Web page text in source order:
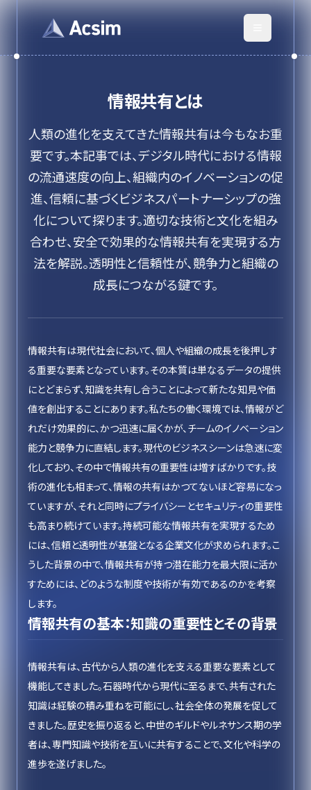
情報共有とは
人類の進化を支えてきた情報共有は今もなお重
要です。本記事では、デジタル時代における情報
の流通速度の向上、組織内のイノベーションの促
進、信頼に基づくビジネスパートナーシップの強
化について探ります。適切な技術と文化を組み
合わせ、安全で効果的な情報共有を実現する方
法を解説。透明性と信頼性が、競争力と組織の
成長につながる鍵です。
情報共有は現代社会において、個人や組織の成長を後押しす
る重要な要素となっています。その本質は単なるデータの提供
にとどまらず、知識を共有し合うことによって新たな知見や価
値を創出することにあります。私たちの働く環境では、情報がど
れだけ効果的に、かつ迅速に届くかが、チームのイノベーション
能力と競争力に直結します。現代のビジネスシーンは急速に変
化しており、その中で情報共有の重要性は増すばかりです。技
術の進化も相まって、情報の共有はかつてないほど容易になっ
ていますが、それと同時にプライバシーとセキュリティの重要性
も高まり続けています。持続可能な情報共有を実現するため
には、信頼と透明性が基盤となる企業文化が求められます。こ
うした背景の中で、情報共有が持つ潜在能力を最大限に活か
すためには、どのような制度や技術が有効であるのかを考察
します。
情報共有の基本：知識の重要性とその背景
情報共有は、古代から人類の進化を支える重要な要素として
機能してきました。石器時代から現代に至るまで、共有された
知識は経験の積み重ねを可能にし、社会全体の発展を促して
きました。歴史を振り返ると、中世のギルドやルネサンス期の学
者は、専門知識や技術を互いに共有することで、文化や科学の
進歩を遂げました。